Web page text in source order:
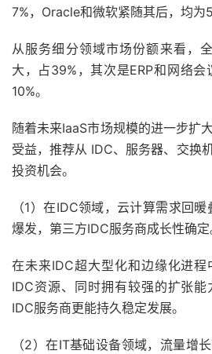
7%，Oracle和微软紧随其后，均为
从服务细分领域市场份额来看，
大，占39%，其次是ERP和网络
10%。
随着未来IaaS市场规模的进一步扩
受益，推荐从 IDC、服务器、交换
投资机会。
（1）在IDC领域，云计算需求回
爆发，第三方IDC服务商成长性确定
在未来IDC超大型化和边缘化进
IDC资源、同时拥有较强的扩张
IDC服务商更能持久稳定发展。
（2）在IT基础设备领域，流量增